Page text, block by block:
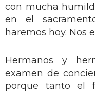
con mucha
en el
haremos hoy. Nos
Hermanos y
examen de
porque tanto el